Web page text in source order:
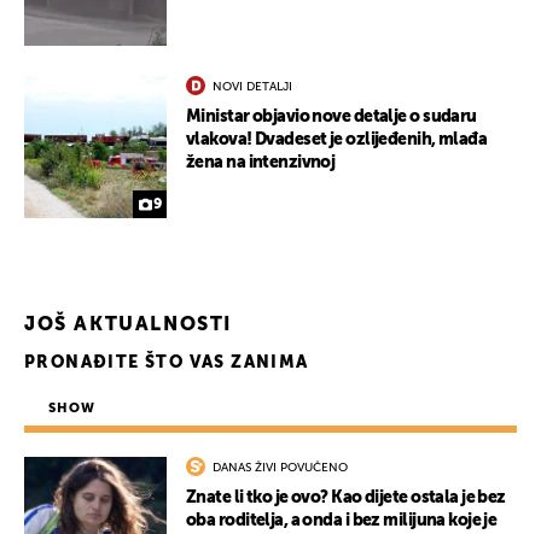
9
NOVI DETALJI
Ministar objavio nove detalje o sudaru
vlakova! Dvadeset je ozlijeđenih, mlađa
žena na intenzivnoj
JOŠ AKTUALNOSTI
PRONAĐITE ŠTO VAS ZANIMA
SHOW
DANAS ŽIVI POVUČENO
Znate li tko je ovo? Kao dijete ostala je bez
oba roditelja, a onda i bez milijuna koje je